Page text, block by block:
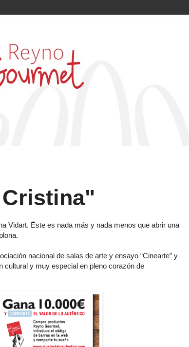
Vidart. Éste es nada más y nada menos que abrir una
nacional de salas de arte y ensayo “Cinearte” y
cultural y muy especial en pleno corazón de